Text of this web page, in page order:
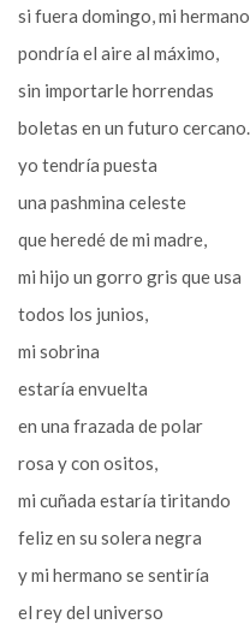
si fuera domingo, mi hermano
pondría el aire al máximo,
sin importarle horrendas
boletas en un futuro cercano.
yo tendría puesta
una pashmina celeste
que heredé de mi madre,
mi hijo un gorro gris que usa
todos los junios,
mi sobrina
estaría envuelta
en una frazada de polar
rosa y con ositos,
mi cuñada estaría tiritando
feliz en su solera negra
y mi hermano se sentiría
el rey del universo